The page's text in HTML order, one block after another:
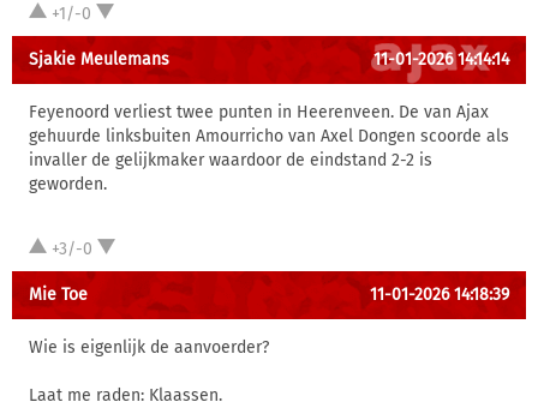
+1/-0
Sjakie Meulemans 11-01-2026 14:14:14
Feyenoord verliest twee punten in Heerenveen. De van Ajax
gehuurde linksbuiten Amourricho van Axel Dongen scoorde als
invaller de gelijkmaker waardoor de eindstand 2-2 is
geworden.
+3/-0
Mie Toe 11-01-2026 14:18:39
Wie is eigenlijk de aanvoerder?
Laat me raden: Klaassen.